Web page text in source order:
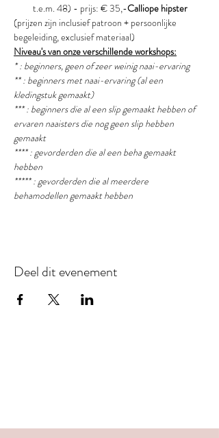
t.e.m. 48) - prijs: € 35,-Calliope hipster
(prijzen zijn inclusief patroon + persoonlijke
begeleiding, exclusief materiaal)
Niveau's van onze verschillende workshops:
* : beginners, geen of zeer weinig naai-ervaring
** : beginners met naai-ervaring (al een
kledingstuk gemaakt)
*** : beginners die al een slip gemaakt hebben of
ervaren naaisters die nog geen slip hebben
gemaakt
**** : gevorderden die al een beha gemaakt
hebben
***** : gevorderden die al meerdere
behamodellen gemaakt hebben
Deel dit evenement